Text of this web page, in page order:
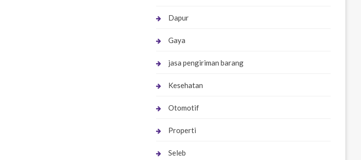
Dapur
Gaya
jasa pengiriman barang
Kesehatan
Otomotif
Properti
Seleb